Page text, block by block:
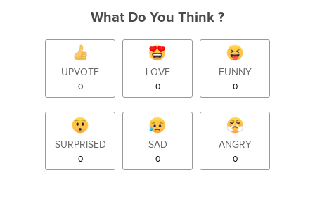
What Do You Think ?
UPVOTE
0
LOVE
0
FUNNY
0
SURPRISED
0
SAD
0
ANGRY
0